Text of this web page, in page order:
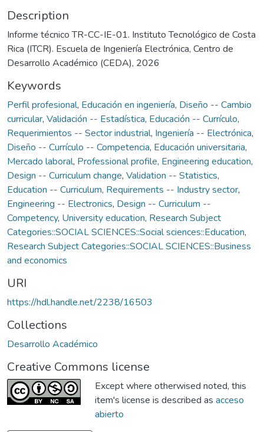
Description
Informe técnico TR-CC-IE-01. Instituto Tecnológico de Costa
Rica (ITCR). Escuela de Ingeniería Electrónica, Centro de
Desarrollo Académico (CEDA), 2026
Keywords
Perfil profesional, Educación en ingeniería, Diseño -- Cambio
curricular, Validación -- Estadística, Educación -- Currículo,
Requerimientos -- Sector industrial, Ingeniería -- Electrónica,
Diseño -- Currículo -- Competencia, Educación universitaria,
Mercado laboral, Professional profile, Engineering education,
Design -- Curriculum change, Validation -- Statistics,
Education -- Curriculum, Requirements -- Industry sector,
Engineering -- Electronics, Design -- Curriculum --
Competency, University education, Research Subject
Categories::SOCIAL SCIENCES::Social sciences::Education,
Research Subject Categories::SOCIAL SCIENCES::Business
and economics
URI
https://hdl.handle.net/2238/16503
Collections
Desarrollo Académico
Creative Commons license
Except where otherwised noted, this
item's license is described as acceso
abierto